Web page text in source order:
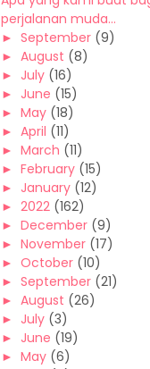
perjalanan muda...
► September (9)
► August (8)
► July (16)
► June (15)
► May (18)
► April (11)
► March (11)
► February (15)
► January (12)
► 2022 (162)
► December (9)
► November (17)
► October (10)
► September (21)
► August (26)
► July (3)
► June (19)
► May (6)